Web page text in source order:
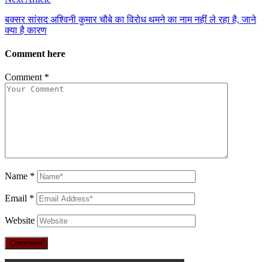
बक्सर सांसद अश्विनी कुमार चौबे का विरोध थमने का नाम नहीं ले रहा है, जाने
क्या है कारण
Comment here
Comment *
Name *
Email *
Website